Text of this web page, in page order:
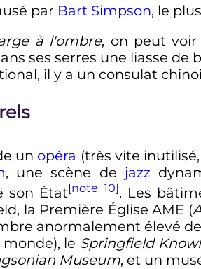
par Bart Simpson, le
à l'ombre, on peut
ses serres une liasse de
il y a un consulat
un opéra (très vite
, une scène de jazz
son État[note 10]. Les
la Première Église AME (
anormalement élevé
le Springfield
Museum, et un